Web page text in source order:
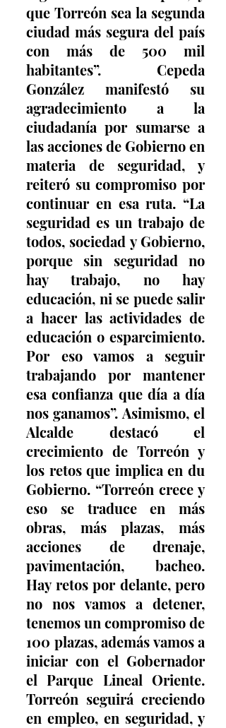
que Torreón sea la segunda
ciudad más segura del país
con más de 500 mil
habitantes”. Cepeda
González manifestó su
agradecimiento a la
ciudadanía por sumarse a
las acciones de Gobierno en
materia de seguridad, y
reiteró su compromiso por
continuar en esa ruta. “La
seguridad es un trabajo de
todos, sociedad y Gobierno,
porque sin seguridad no
hay trabajo, no hay
educación, ni se puede salir
a hacer las actividades de
educación o esparcimiento.
Por eso vamos a seguir
trabajando por mantener
esa confianza que día a día
nos ganamos”. Asimismo, el
Alcalde destacó el
crecimiento de Torreón y
los retos que implica en du
Gobierno. “Torreón crece y
eso se traduce en más
obras, más plazas, más
acciones de drenaje,
pavimentación, bacheo.
Hay retos por delante, pero
no nos vamos a detener,
tenemos un compromiso de
100 plazas, además vamos a
iniciar con el Gobernador
el Parque Lineal Oriente.
Torreón seguirá creciendo
en empleo, en seguridad, y